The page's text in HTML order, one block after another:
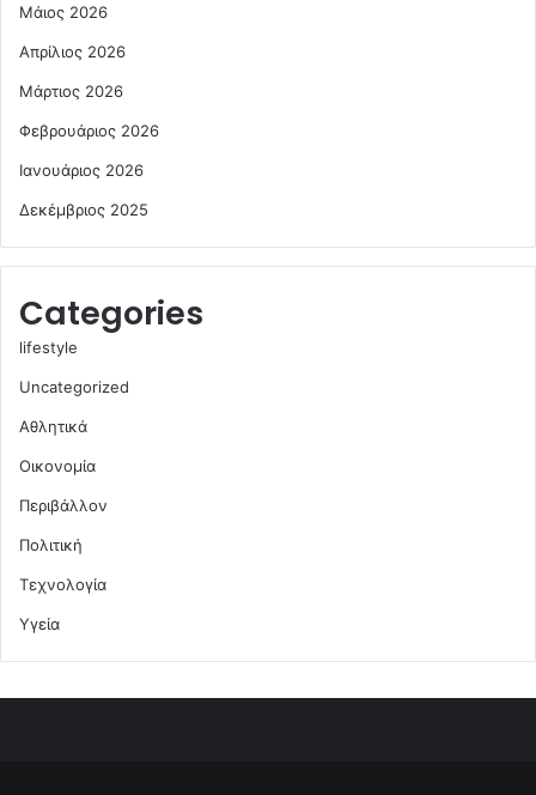
Μάιος 2026
Απρίλιος 2026
Μάρτιος 2026
Φεβρουάριος 2026
Ιανουάριος 2026
Δεκέμβριος 2025
Categories
lifestyle
Uncategorized
Αθλητικά
Οικονομία
Περιβάλλον
Πολιτική
Τεχνολογία
Υγεία